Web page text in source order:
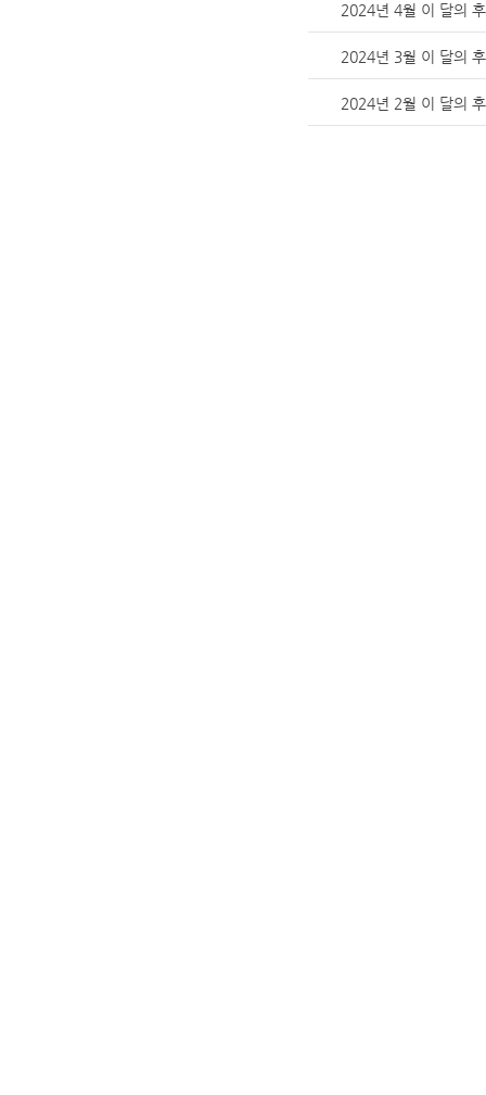
2024년 4월 이 달의
2024년 3월 이 달의
2024년 2월 이 달의